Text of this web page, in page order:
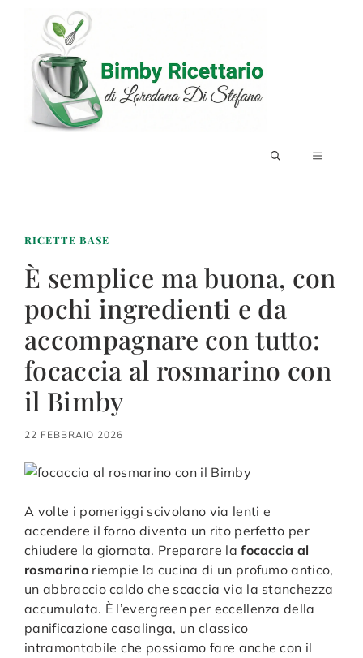
contenuto
MENU
RICETTE BASE
È semplice ma buona, con
pochi ingredienti e da
accompagnare con tutto:
focaccia al rosmarino con
il Bimby
22 FEBBRAIO 2026
A volte i pomeriggi scivolano via lenti e
accendere il forno diventa un rito perfetto per
chiudere la giornata. Preparare lafocaccia al
rosmarinoriempie la cucina di un profumo antico,
un abbraccio caldo che scaccia via la stanchezza
accumulata. È l’evergreen per eccellenza della
panificazione casalinga, un classico
intramontabile che possiamo fare anche con il